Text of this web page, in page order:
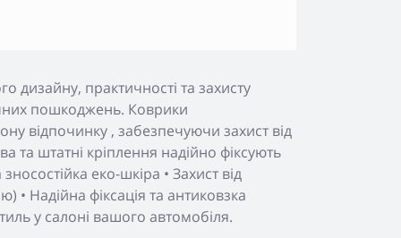
дизайну, практичності та захисту
пошкоджень. Коврики
відпочинку , забезпечуючи захист від
штатні кріплення надійно фіксують
еко-шкіра • Захист від
Надійна фіксація та антиковзка
у салоні вашого автомобіля.